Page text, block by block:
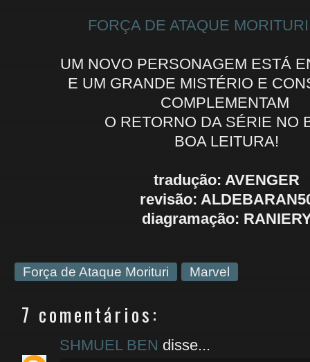
FORÇA DE ATAQUE
UM NOVO PERSONAGEM ESTÁ
E UM GRANDE MISTÉRIO E
COMPLEMENTAM
O RETORNO DA SÉRIE NO
BOA LEITURA!
tradução: AVENGER
revisão:
diagramação:
Força de Ataque Morituri Marvel
7 comentários:
SHMUEL BEN disse...